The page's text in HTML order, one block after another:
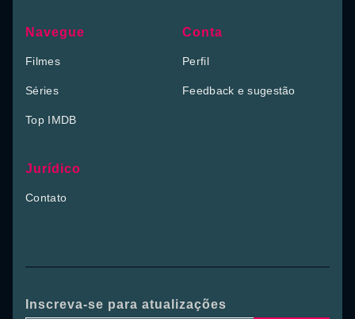
Navegue
Filmes
Séries
Top IMDB
Conta
Perfil
Feedback e sugestão
Jurídico
Contato
Inscreva-se para atualizações